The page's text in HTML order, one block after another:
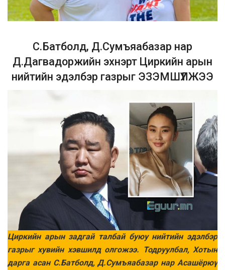
С.Батболд, Д.Сумъяабазар нар
Д.Дагвадоржийн эхнэрт Циркийн арын
нийтийн эдэлбэр газрыг ЭЗЭМШҮҮЛЖЭЭ
Циркийн арын задгай талбай буюу нийтийн эдэлбэр
газрыг хувийн хэвшилд олгожээ. Тодруулбал, Хотын
дарга асан С.Батболд, Д.Сумъяабазар нар Асашёрюү